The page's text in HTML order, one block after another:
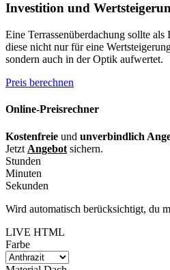
Investition und
Eine Terrassenüberdachung sollte
diese nicht nur für eine
sondern auch in der Optik aufwertet.
Preis berechnen
Online-Preisrechner
Kostenfreie und unverbindlich
Jetzt Angebot sichern.
Stunden
Minuten
Sekunden
Wird automatisch berücksichtigt, du
LIVE HTML
Farbe